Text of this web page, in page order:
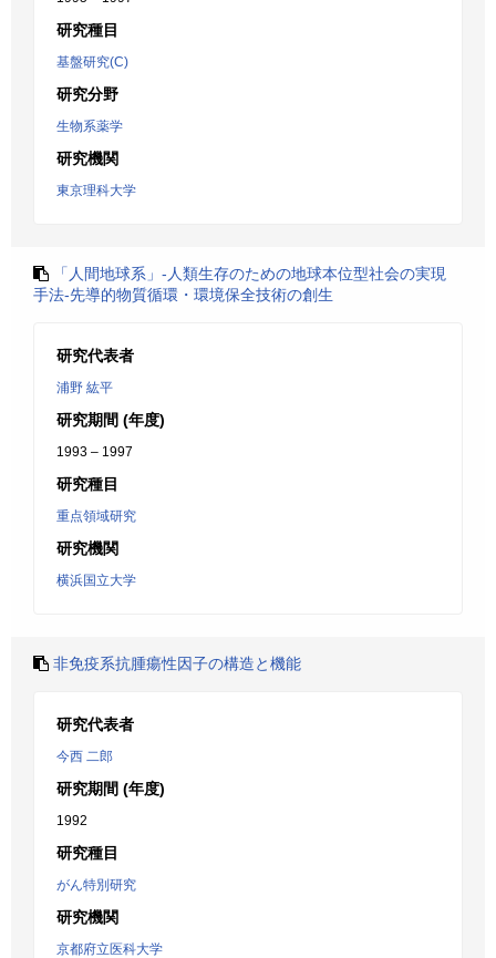
研究種目
基盤研究(C)
研究分野
生物系薬学
研究機関
東京理科大学
「人間地球系」-人類生存のための地球本位型社会の実現
手法-先導的物質循環・環境保全技術の創生
研究代表者
浦野 紘平
研究期間 (年度)
1993 – 1997
研究種目
重点領域研究
研究機関
横浜国立大学
非免疫系抗腫瘍性因子の構造と機能
研究代表者
今西 二郎
研究期間 (年度)
1992
研究種目
がん特別研究
研究機関
京都府立医科大学